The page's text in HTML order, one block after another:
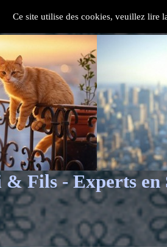
Ce site utilise des cookies, veuillez lire
& Fils - Experts en